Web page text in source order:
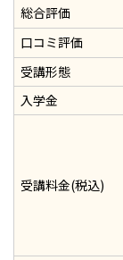
総合評価
口コミ評価
受講形態
入学金
受講料金(税込)